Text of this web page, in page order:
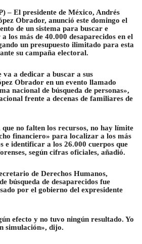
– El presidente de México, Andrés
Obrador, anunció este domingo el
de un sistema para buscar e
los más de 40.000 desaparecidos en el
un presupuesto ilimitado para esta
su campaña electoral.
va a dedicar a buscar a sus
Obrador en un evento llamado
nacional de búsqueda de personas»,
frente a decenas de familiares de
que no falten los recursos, no hay límite
financiero» para localizar a los más
e identificar a los 26.000 cuerpos que
según cifras oficiales, añadió.
de Derechos Humanos,
búsqueda de desaparecidos fue
por el gobierno del expresidente
efecto y no tuvo ningún resultado. Yo
simulación», dijo.